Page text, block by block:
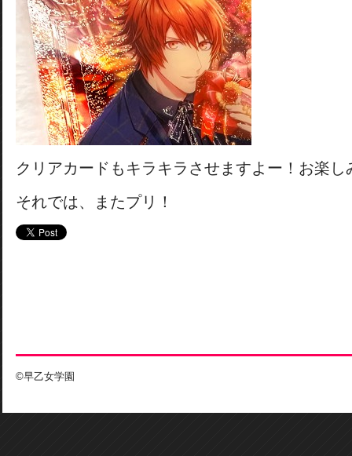
クリアカードもキラキラさせますよー！お楽し
それでは、またプリ！
©早乙女学園